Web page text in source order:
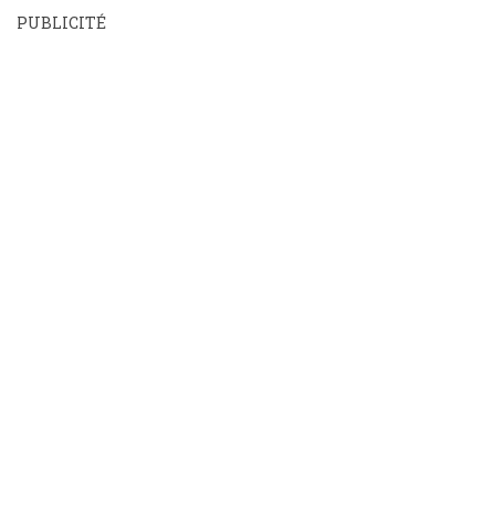
PUBLICITÉ